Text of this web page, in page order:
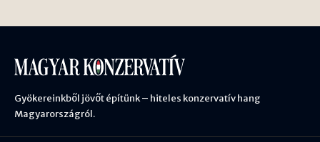
Gyökereinkből jövőt építünk – hiteles konzervatív hang
Magyarországról.